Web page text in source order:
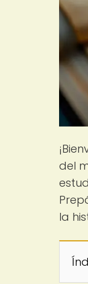
del
la